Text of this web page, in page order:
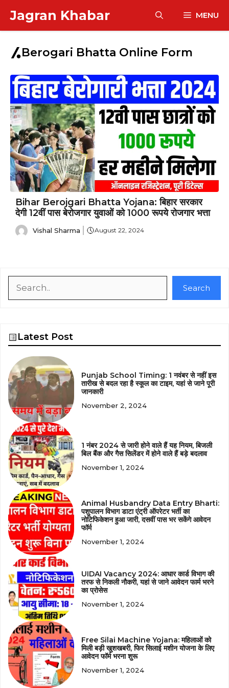
content
Jagran Khabar MENU
Berogari Bhatta Online Form
Bihar Berojgari Bhatta Yojana: बिहार सरकार
देगी 12वीं पास बेरोजगार युवाओं को 1000 रूपये रोजगार भत्ता
Vishal Sharma August 22, 2024
Search
Latest Post
Punjab School Timing: 1 नवंबर से नहीं इस
तारीख से बदल रहा है स्कूल का टाइम, यहां से जाने पूरी
जानकारी
November 2, 2024
1 नंबर 2024 से जारी होने वाले हैं यह नियम, बिजली
बिल बैंक और गैस सिलेंडर में होने वाले हैं बड़े बदलाव
November 1, 2024
Animal Husbandry Data Entry Bharti:
पशुपालन विभाग डाटा एंट्री ऑपरेटर भर्ती का
नोटिफिकेशन हुआ जारी, दसवीं पास भर सकेंगे आवेदन
फॉर्म
November 1, 2024
UIDAI Vacancy 2024: आधार कार्ड विभाग की
तरफ से निकली नौकरी, यहां से जाने आवेदन फार्म भरने
का प्रोसेस
November 1, 2024
Free Silai Machine Yojana: महिलाओं को
मिली बड़ी खुशखबरी, फिर सिलाई मशीन योजना के लिए
आवेदन फॉर्म भरना शुरू
November 1, 2024